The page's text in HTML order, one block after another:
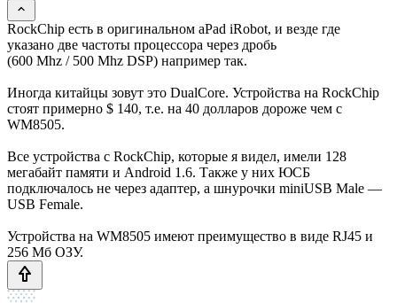
RockChip есть в оригинальном aPad iRobot, и везде где
указано две частоты процессора через дробь
(600 Mhz / 500 Mhz DSP) например так.
Иногда китайцы зовут это DualCore. Устройства на RockChip
стоят примерно $ 140, т.е. на 40 долларов дороже чем с
WM8505.
Все устройства с RockChip, которые я видел, имели 128
мегабайт памяти и Android 1.6. Также у них ЮСБ
подключалось не через адаптер, а шнурочки miniUSB Male —
USB Female.
Устройства на WM8505 имеют преимущество в виде RJ45 и
256 Мб ОЗУ.